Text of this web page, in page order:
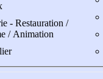
- Restauration /
/ Animation